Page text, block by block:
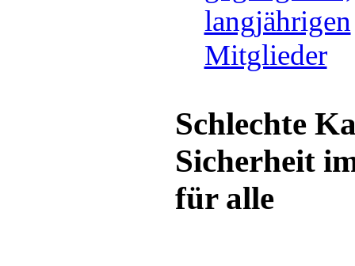
langjährigen
Mitglieder
Schlechte
Sicherheit
für alle